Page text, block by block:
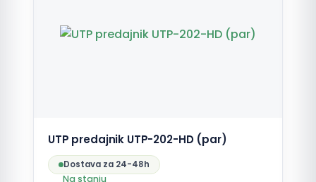
UTP predajnik UTP-202-HD (par)
Dostava za 24-48h
Na stanju